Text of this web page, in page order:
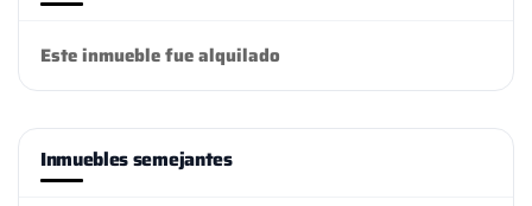
Este inmueble fue alquilado
Inmuebles semejantes